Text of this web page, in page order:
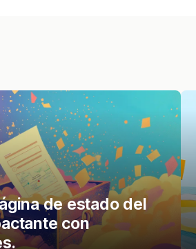
de estado del
con